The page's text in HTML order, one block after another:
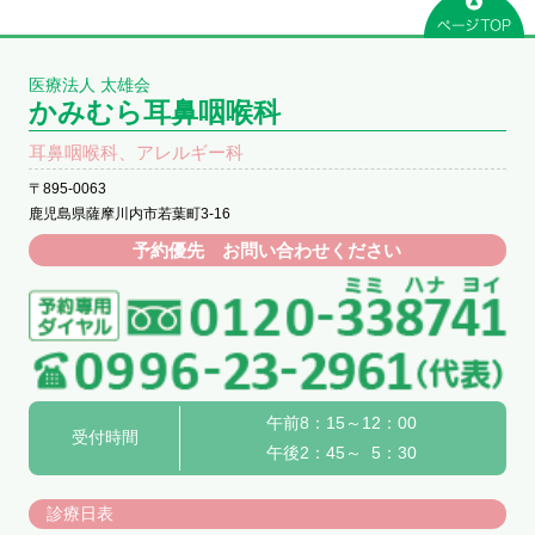
医療法人 太雄会
かみむら耳鼻咽喉科
耳鼻咽喉科、アレルギー科
〒895-0063
鹿児島県薩摩川内市若葉町3-16
予約優先 お問い合わせください
受付時間
午前8：15～12：00
午後2：45～ 5：30
診療日表